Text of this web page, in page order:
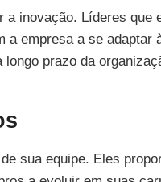
inovação. Líderes que
a empresa a se adaptar
prazo da
sua equipe. Eles